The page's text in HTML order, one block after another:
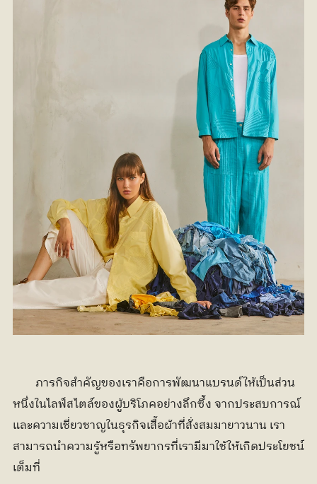
หนึ่งในไลฟ์สไตล์ของผู้บริโภคอย่างลึกซึ้ง จากประสบการณ์
และความเชี่ยวชาญในธุรกิจเสื้อผ้าที่สั่งสมมายาวนาน เรา
สามารถนำความรู้หรือทรัพยากรที่เรามีมาใช้ให้เกิดประโยชน์
เต็มที่